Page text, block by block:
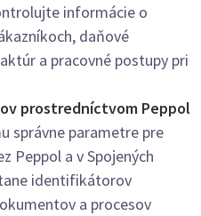
informácie o
daňové
a pracovné postupy pri
prostredníctvom Peppol
správne parametre pre
Peppol a v Spojených
identifikátorov
a procesov